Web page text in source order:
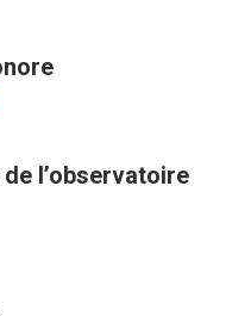
l’observatoire